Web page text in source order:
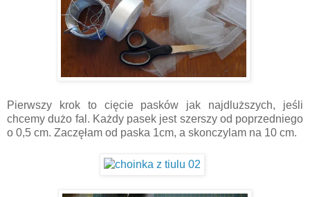
Pierwszy krok to cięcie pasków jak najdluższych, jeśli
chcemy dużo fal. Każdy pasek jest szerszy od poprzedniego
o 0,5 cm. Zaczęłam od paska 1cm, a skonczylam na 10 cm.